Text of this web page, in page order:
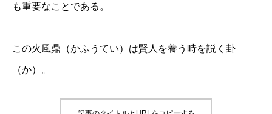
も重要なことである。
この火風鼎（かふうてい）は賢人を養う時を説く卦
（か）。